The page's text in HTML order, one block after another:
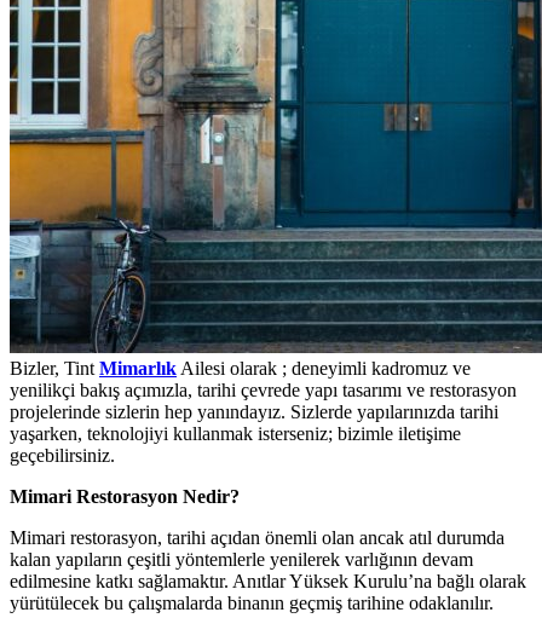
Bizler, Tint Mimarlık Ailesi olarak ; deneyimli kadromuz ve
yenilikçi bakış açımızla, tarihi çevrede yapı tasarımı ve restorasyon
projelerinde sizlerin hep yanındayız. Sizlerde yapılarınızda tarihi
yaşarken, teknolojiyi kullanmak isterseniz; bizimle iletişime
geçebilirsiniz.
Mimari Restorasyon Nedir?
Mimari restorasyon, tarihi açıdan önemli olan ancak atıl durumda
kalan yapıların çeşitli yöntemlerle yenilerek varlığının devam
edilmesine katkı sağlamaktır. Anıtlar Yüksek Kurulu’na bağlı olarak
yürütülecek bu çalışmalarda binanın geçmiş tarihine odaklanılır.